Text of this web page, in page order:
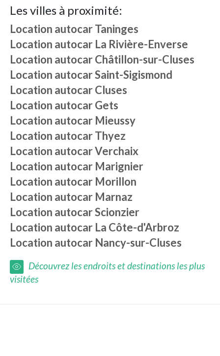
Les villes à proximité:
Location autocarTaninges
Location autocar La Rivière-Enverse
Location autocarChâtillon-sur-Cluses
Location autocarSaint-Sigismond
Location autocarCluses
Location autocarGets
Location autocar Mieussy
Location autocarThyez
Location autocarVerchaix
Location autocar Marignier
Location autocar Morillon
Location autocar Marnaz
Location autocarScionzier
Location autocar La Côte-d'Arbroz
Location autocar Nancy-sur-Cluses
Découvrez les endroits et destinations les plus
visitées